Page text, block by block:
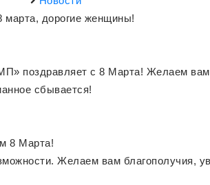
марта, дорогие женщины!
поздравляет с 8 Марта! Желаем
сбывается!
8 Марта!
Желаем вам благополучия,